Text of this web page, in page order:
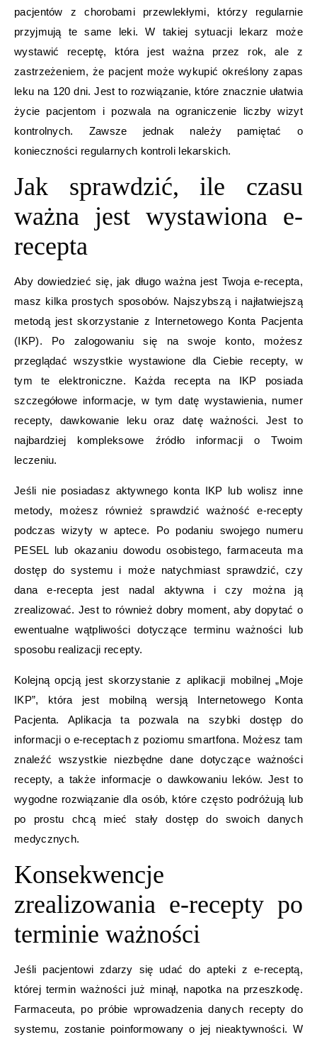
pacjentów z chorobami przewlekłymi, którzy regularnie
przyjmują te same leki. W takiej sytuacji lekarz może
wystawić receptę, która jest ważna przez rok, ale z
zastrzeżeniem, że pacjent może wykupić określony zapas
leku na 120 dni. Jest to rozwiązanie, które znacznie ułatwia
życie pacjentom i pozwala na ograniczenie liczby wizyt
kontrolnych. Zawsze jednak należy pamiętać o
konieczności regularnych kontroli lekarskich.
Jak sprawdzić, ile czasu
ważna jest wystawiona e-
recepta
Aby dowiedzieć się, jak długo ważna jest Twoja e-recepta,
masz kilka prostych sposobów. Najszybszą i najłatwiejszą
metodą jest skorzystanie z Internetowego Konta Pacjenta
(IKP). Po zalogowaniu się na swoje konto, możesz
przeglądać wszystkie wystawione dla Ciebie recepty, w
tym te elektroniczne. Każda recepta na IKP posiada
szczegółowe informacje, w tym datę wystawienia, numer
recepty, dawkowanie leku oraz datę ważności. Jest to
najbardziej kompleksowe źródło informacji o Twoim
leczeniu.
Jeśli nie posiadasz aktywnego konta IKP lub wolisz inne
metody, możesz również sprawdzić ważność e-recepty
podczas wizyty w aptece. Po podaniu swojego numeru
PESEL lub okazaniu dowodu osobistego, farmaceuta ma
dostęp do systemu i może natychmiast sprawdzić, czy
dana e-recepta jest nadal aktywna i czy można ją
zrealizować. Jest to również dobry moment, aby dopytać o
ewentualne wątpliwości dotyczące terminu ważności lub
sposobu realizacji recepty.
Kolejną opcją jest skorzystanie z aplikacji mobilnej „Moje
IKP”, która jest mobilną wersją Internetowego Konta
Pacjenta. Aplikacja ta pozwala na szybki dostęp do
informacji o e-receptach z poziomu smartfona. Możesz tam
znaleźć wszystkie niezbędne dane dotyczące ważności
recepty, a także informacje o dawkowaniu leków. Jest to
wygodne rozwiązanie dla osób, które często podróżują lub
po prostu chcą mieć stały dostęp do swoich danych
medycznych.
Konsekwencje
zrealizowania e-recepty po
terminie ważności
Jeśli pacjentowi zdarzy się udać do apteki z e-receptą,
której termin ważności już minął, napotka na przeszkodę.
Farmaceuta, po próbie wprowadzenia danych recepty do
systemu, zostanie poinformowany o jej nieaktywności. W